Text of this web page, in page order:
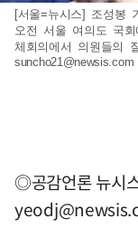
[서울=뉴시스] 조성봉
오전 서울 여의도 국회
체회의에서 의원들의
suncho21@newsis.com
◎공감언론 뉴시